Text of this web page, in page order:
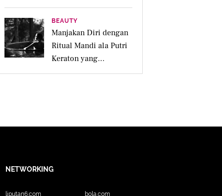
BEAUTY
Manjakan Diri dengan
Ritual Mandi ala Putri
Keraton yang
Menenangkan untuk
NETWORKING
liputan6.com bola.com